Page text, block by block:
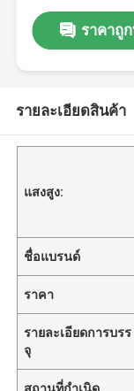
ราคาถู
รายละเอียดสินค้า
แสงสูง:
ชื่อแบรนด์
ราคา
รายละเอียดการบรร
จุ
สถานที่กำเนิด